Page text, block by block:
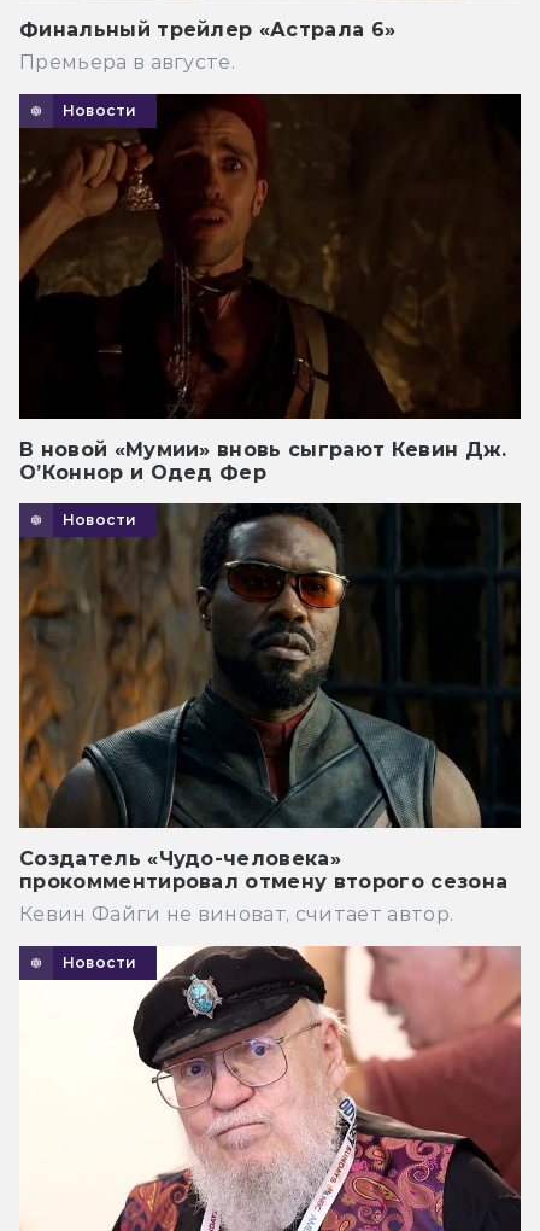
Финальный трейлер «Астрала 6»
Премьера в августе.
Новости
В новой «Мумии» вновь сыграют Кевин Дж.
О’Коннор и Одед Фер
Новости
Создатель «Чудо-человека»
прокомментировал отмену второго сезона
Кевин Файги не виноват, считает автор.
Новости